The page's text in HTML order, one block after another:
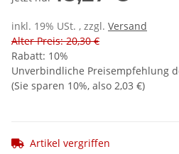
inkl. 19% USt. , zzgl. Versand
Alter Preis: 20,30 €
Rabatt: 10%
Unverbindliche Preisempfehlung
(Sie sparen 10%, also 2,03 €)
Artikel vergriffen